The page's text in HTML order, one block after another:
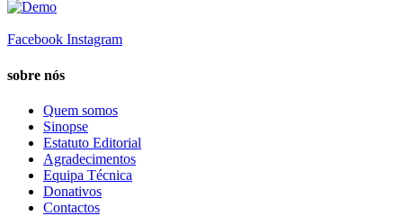
Facebook Instagram
sobre nós
Quem somos
Sinopse
Estatuto Editorial
Agradecimentos
Equipa Técnica
Donativos
Contactos